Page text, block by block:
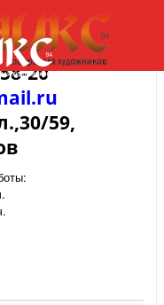
20
59,